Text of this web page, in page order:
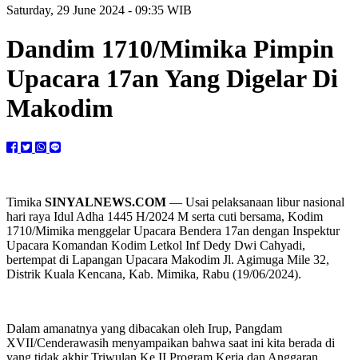
Saturday, 29 June 2024 - 09:35 WIB
Dandim 1710/Mimika Pimpin
Upacara 17an Yang Digelar Di
Makodim
Timika SINYALNEWS.COM — Usai pelaksanaan libur nasional
hari raya Idul Adha 1445 H/2024 M serta cuti bersama, Kodim
1710/Mimika menggelar Upacara Bendera 17an dengan Inspektur
Upacara Komandan Kodim Letkol Inf Dedy Dwi Cahyadi,
bertempat di Lapangan Upacara Makodim Jl. Agimuga Mile 32,
Distrik Kuala Kencana, Kab. Mimika, Rabu (19/06/2024).
Dalam amanatnya yang dibacakan oleh Irup, Pangdam
XVII/Cenderawasih menyampaikan bahwa saat ini kita berada di
yang tidak akhir Triwulan Ke II Program Kerja dan Anggaran